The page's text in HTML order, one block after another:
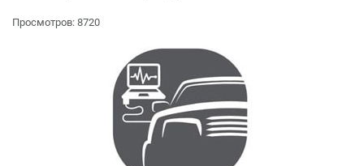
Просмотров: 8720